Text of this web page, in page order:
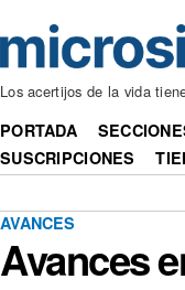
Los acertijos de la vida
PORTADA
SUSCRIPCIONES
AVANCES
Avances